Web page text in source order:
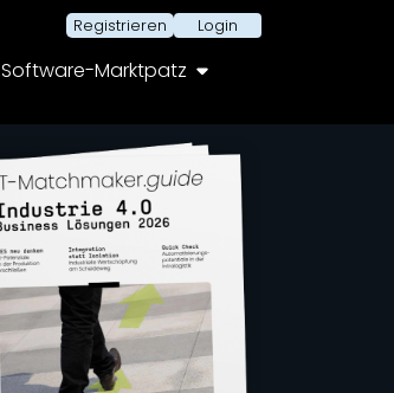
Registrieren Login
Software-Marktpatz